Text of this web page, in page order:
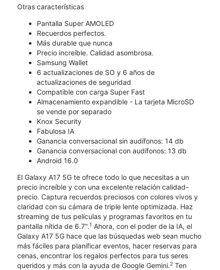
Otras características
Pantalla Super AMOLED
Recuerdos perfectos.
Más durable que nunca
Precio increíble. Calidad asombrosa.
Samsung Wallet
6 actualizaciones de SO y 6 años de
actualizaciones de seguridad
Compatible con carga Super Fast
Almacenamiento expandible - La tarjeta MicroSD
se vende por separado
Knox Security
Fabulosa IA
Ganancia conversacional sin audífonos: 14 db
Ganancia conversacional con audífonos: 13 db
Android 16.0
El Galaxy A17 5G te ofrece todo lo que necesitas a un
precio increíble y con una excelente relación calidad-
precio. Captura recuerdos preciosos con colores vivos y
claridad con su cámara de triple lente optimizada. Haz
streaming de tus películas y programas favoritos en tu
pantalla nítida de 6.7".1 Ahora, con el poder de la IA, el
Galaxy A17 5G hace que las búsquedas web sean mucho
más fáciles para planificar eventos, hacer reservas para
cenas, encontrar los regalos perfectos para tus seres
queridos y más con la ayuda de Google Gemini.2 Ten